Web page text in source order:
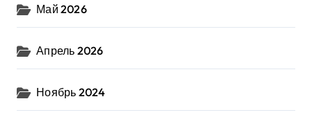
Май 2026
Апрель 2026
Ноябрь 2024